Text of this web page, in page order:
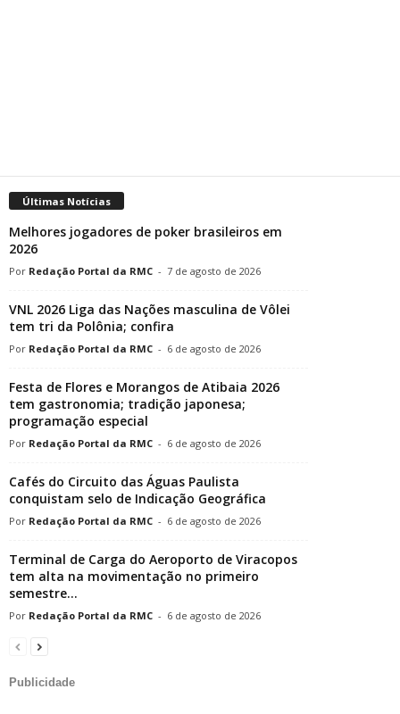
Últimas Notícias
Melhores jogadores de poker brasileiros em
2026
Redação Portal da RMC - 7 de agosto de 2026
VNL 2026 Liga das Nações masculina de Vôlei
tem tri da Polônia; confira
Redação Portal da RMC - 6 de agosto de 2026
Festa de Flores e Morangos de Atibaia 2026
tem gastronomia; tradição japonesa;
programação especial
Redação Portal da RMC - 6 de agosto de 2026
Cafés do Circuito das Águas Paulista
conquistam selo de Indicação Geográfica
Redação Portal da RMC - 6 de agosto de 2026
Terminal de Carga do Aeroporto de Viracopos
tem alta na movimentação no primeiro
semestre...
Redação Portal da RMC - 6 de agosto de 2026
Publicidade